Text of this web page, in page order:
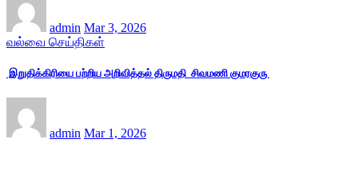
admin Mar 3, 2026
வல்வை செய்திகள்
இறுதிக்கிரியை பற்றிய அறிவித்தல் திருமதி சிவமணி குமரகுரு
admin Mar 1, 2026